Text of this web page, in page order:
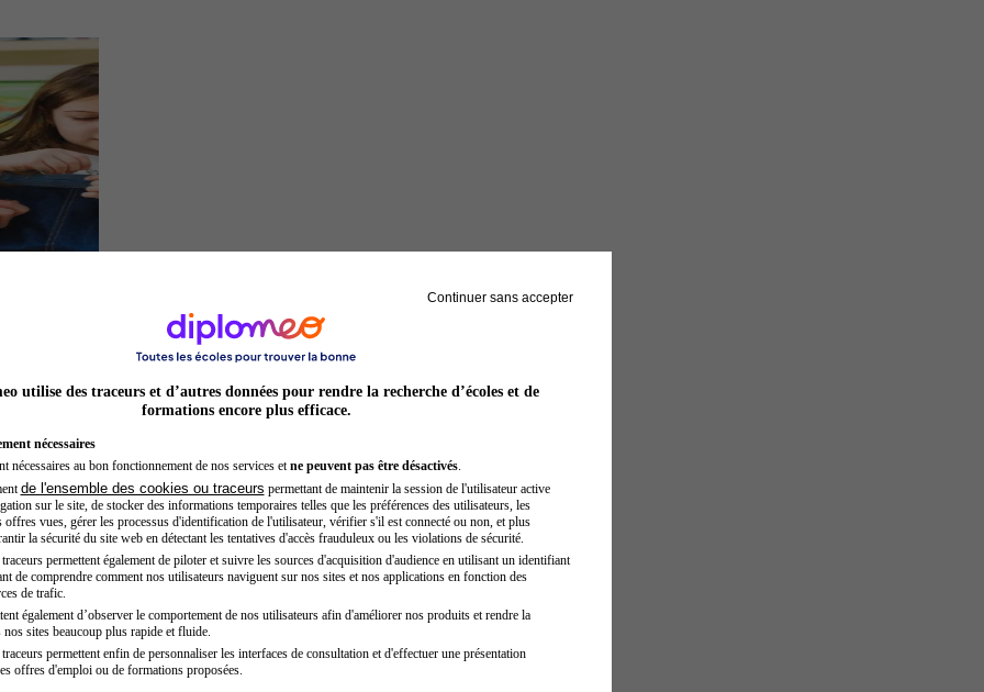
Auxiliaire de puériculture
Continuer sans accepter
utilise des traceurs et d’autres données pour rendre la recherche d’écoles et de
formations encore plus efficace.
nécessaires
nécessaires au bon fonctionnement de nos services et ne peuvent pas être désactivés.
de l'ensemble des cookies ou traceurs permettant de maintenir la session de l'utilisateur active
sur le site, de stocker des informations temporaires telles que les préférences des utilisateurs, les
offres vues, gérer les processus d'identification de l'utilisateur, vérifier s'il est connecté ou non, et plus
la sécurité du site web en détectant les tentatives d'accès frauduleux ou les violations de sécurité.
permettent également de piloter et suivre les sources d'acquisition d'audience en utilisant un identifiant
de comprendre comment nos utilisateurs naviguent sur nos sites et nos applications en fonction des
de trafic.
également d’observer le comportement de nos utilisateurs afin d'améliorer nos produits et rendre la
sites beaucoup plus rapide et fluide.
permettent enfin de personnaliser les interfaces de consultation et d'effectuer une présentation
offres d'emploi ou de formations proposées.